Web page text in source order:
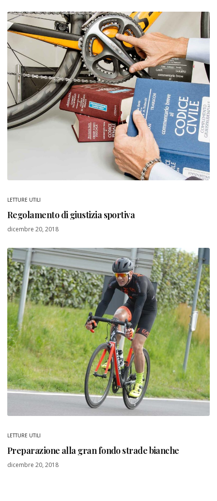
LETTURE UTILI
Regolamento di giustizia sportiva
dicembre 20, 2018
LETTURE UTILI
Preparazione alla gran fondo strade bianche
dicembre 20, 2018